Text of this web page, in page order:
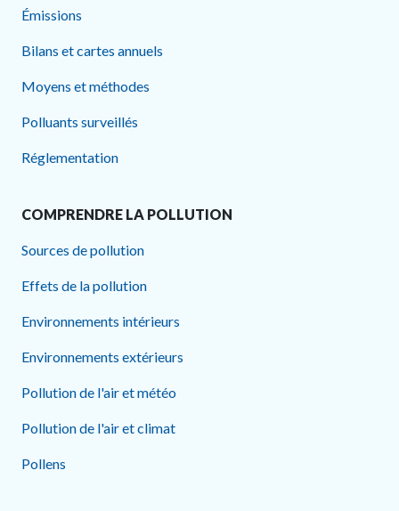
Émissions
Bilans et cartes annuels
Moyens et méthodes
Polluants surveillés
Réglementation
COMPRENDRE LA POLLUTION
Sources de pollution
Effets de la pollution
Environnements intérieurs
Environnements extérieurs
Pollution de l'air et météo
Pollution de l'air et climat
Pollens